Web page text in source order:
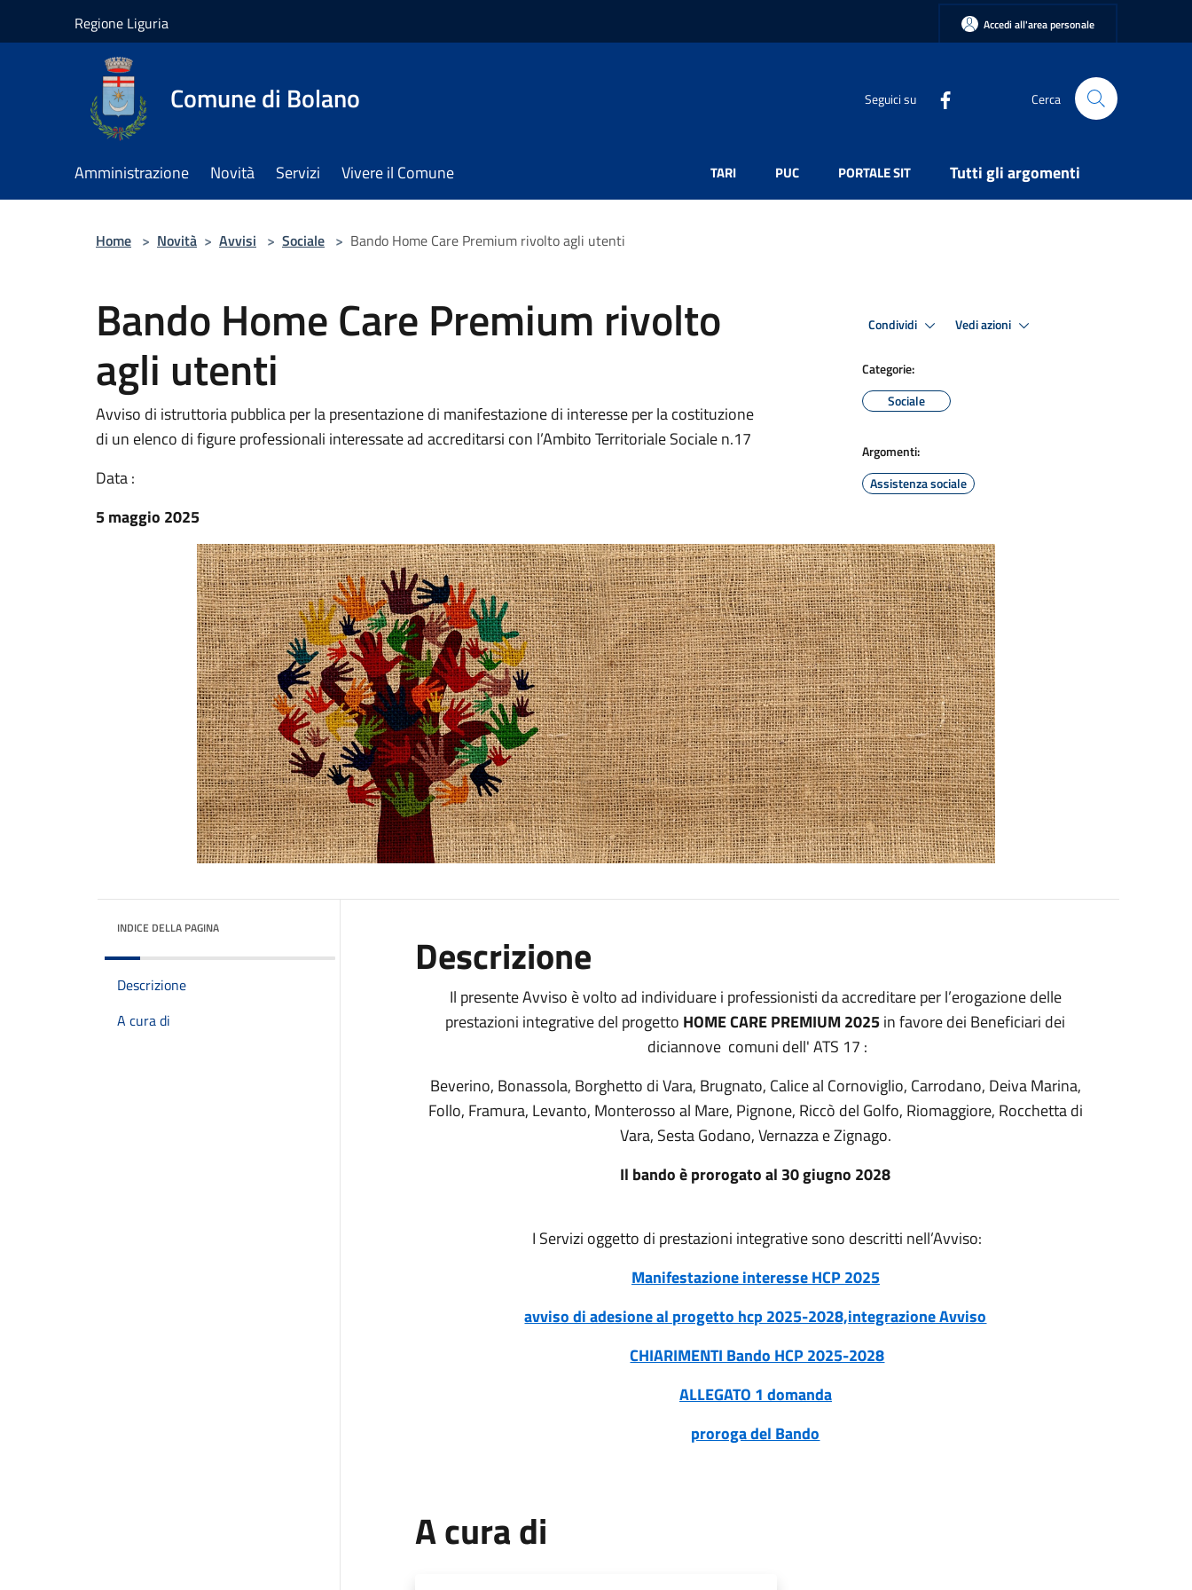
Regione Liguria Accedi all'area personale
Comune di Bolano Seguici su Cerca
Amministrazione Novità Servizi Vivere il Comune TARI PUC PORTALE SIT Tutti gli argomenti
Home > Novità > Avvisi > Sociale > Bando Home Care Premium rivolto agli utenti
Bando Home Care Premium rivolto
agli utenti
Avviso di istruttoria pubblica per la presentazione di manifestazione di interesse per la costituzione
di un elenco di figure professionali interessate ad accreditarsi con l’Ambito Territoriale Sociale n.17
Data :
5 maggio 2025
Condividi Vedi azioni
Categorie:
Sociale
Argomenti:
Assistenza sociale
INDICE DELLA PAGINA
Descrizione
A cura di
Descrizione
Il presente Avviso è volto ad individuare i professionisti da accreditare per l’erogazione delle
prestazioni integrative del progetto HOME CARE PREMIUM 2025in favore dei Beneficiari dei
diciannove comuni dell' ATS 17 :
Beverino, Bonassola, Borghetto di Vara, Brugnato, Calice al Cornoviglio, Carrodano, Deiva Marina,
Follo, Framura, Levanto, Monterosso al Mare, Pignone, Riccò del Golfo, Riomaggiore, Rocchetta di
Vara, Sesta Godano, Vernazza e Zignago.
Il bando è prorogato al 30 giugno 2028
I Servizi oggetto di prestazioni integrative sono descritti nell’Avviso:
Manifestazione interesse HCP 2025
avviso di adesione al progetto hcp 2025-2028,integrazione Avviso
CHIARIMENTI Bando HCP 2025-2028
ALLEGATO 1 domanda
proroga del Bando
A cura di